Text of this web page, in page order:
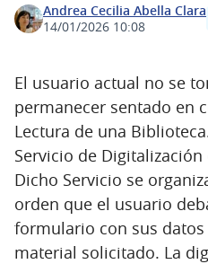
Andrea Cecilia Abella Clara
14/01/2026 10:08
El usuario actual no se
permanecer sentado en
Lectura de una
Servicio de
Dicho Servicio se
orden que el usuario
formulario con sus
material solicitado. La